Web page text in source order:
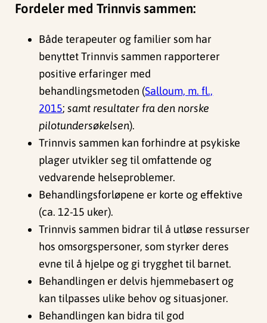
Fordeler med Trinnvis sammen:
Både terapeuter og familier som har
benyttet Trinnvis sammen rapporterer
positive erfaringer med
behandlingsmetoden (Salloum, m. fl.,
2015;samt resultater fra den norske
pilotundersøkelsen).
Trinnvis sammen kan forhindre at psykiske
plager utvikler seg til omfattende og
vedvarende helseproblemer.
Behandlingsforløpene er korte og effektive
(ca. 12-15 uker).
Trinnvis sammen bidrar til å utløse ressurser
hos omsorgspersoner, som styrker deres
evne til å hjelpe og gi trygghet til barnet.
Behandlingen er delvis hjemmebasert og
kan tilpasses ulike behov og situasjoner.
Behandlingen kan bidra til god